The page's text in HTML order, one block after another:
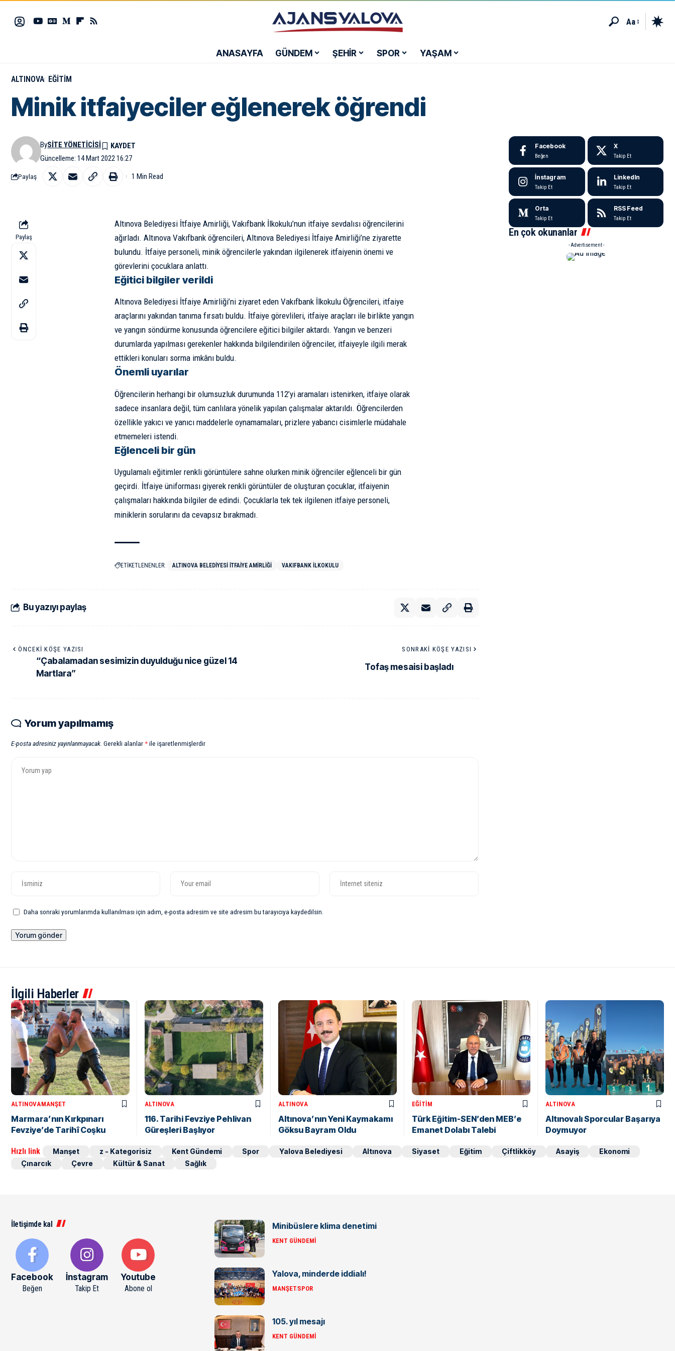
Aa
ANASAYFA GÜNDEM ŞEHİR SPOR YAŞAM
ALTINOVA EĞITIM
Minik itfaiyeciler eğlenerek öğrendi
Güncelleme: 14 Mart 2022 16:27
BySITE YÖNETICISI
Paylaş 1 Min Read
Paylaş
Altınova Belediyesi İtfaiye Amirliği, Vakıfbank İlkokulu’nun itfaiye sevdalısı öğrencilerini
ağırladı. Altınova Vakıfbank öğrencileri, Altınova Belediyesi İtfaiye Amirliği’ne ziyarette
bulundu. İtfaiye personeli, minik öğrencilerle yakından ilgilenerek itfaiyenin önemi ve
görevlerini çocuklara anlattı.
Eğitici bilgiler verildi
Altınova Belediyesi İtfaiye Amirliği’ni ziyaret eden Vakıfbank İlkokulu Öğrencileri, itfaiye
araçlarını yakından tanıma fırsatı buldu. İtfaiye görevlileri, itfaiye araçları ile birlikte yangın
ve yangın söndürme konusunda öğrencilere eğitici bilgiler aktardı. Yangın ve benzeri
durumlarda yapılması gerekenler hakkında bilgilendirilen öğrenciler, itfaiyeyle ilgili merak
ettikleri konuları sorma imkânı buldu.
Önemli uyarılar
Öğrencilerin herhangi bir olumsuzluk durumunda 112’yi aramaları istenirken, itfaiye olarak
sadece insanlara değil, tüm canlılara yönelik yapılan çalışmalar aktarıldı. Öğrencilerden
özellikle yakıcı ve yanıcı maddelerle oynamamaları, prizlere yabancı cisimlerle müdahale
etmemeleri istendi.
Eğlenceli bir gün
Uygulamalı eğitimler renkli görüntülere sahne olurken minik öğrenciler eğlenceli bir gün
geçirdi. İtfaiye üniforması giyerek renkli görüntüler de oluşturan çocuklar, itfaiyenin
çalışmaları hakkında bilgiler de edindi. Çocuklarla tek tek ilgilenen itfaiye personeli,
miniklerin sorularını da cevapsız bırakmadı.
ETİKETLENENLER: ALTINOVA BELEDIYESI İTFAIYE AMIRLIĞI VAKIFBANK İLKOKULU
Bu yazıyı paylaş
ÖNCEKI KÖŞE YAZISI
“Çabalamadan sesimizin duyulduğu nice güzel 14
Martlara”
SONRAKI KÖŞE YAZISI
Tofaş mesaisi başladı
Yorum yapılmamış
E-posta adresiniz yayınlanmayacak. Gerekli alanlar*ile işaretlenmişlerdir
Daha sonraki yorumlarımda kullanılması için adım, e-posta adresim ve site adresim bu tarayıcıya kaydedilsin.
Facebook
Beğen
X
Takip Et
İnstagram
Takip Et
LinkedIn
Takip Et
Orta
Takip Et
RSS Feed
Takip Et
En çok okunanlar
- Advertisement -
İlgili Haberler
ALTINOVAMANŞET
Marmara’nın Kırkpınarı
Fevziye’de Tarihî Coşku
ALTINOVA
116. Tarihi Fevziye Pehlivan
Güreşleri Başlıyor
ALTINOVA
Altınova’nın Yeni Kaymakamı
Göksu Bayram Oldu
EĞITIM
Türk Eğitim-SEN’den MEB’e
Emanet Dolabı Talebi
ALTINOVA
Altınovalı Sporcular Başarıya
Doymuyor
Hızlı link Manşet z - Kategorisiz Kent Gündemi Spor Yalova Belediyesi Altınova Siyaset Eğitim Çiftlikköy Asayiş
Ekonomi
Çınarcık
Çevre Kültür & Sanat Sağlık
İletişimde kal
Facebook
Beğen
İnstagram
Takip Et
Youtube
Abone ol
Minibüslere klima denetimi
KENT GÜNDEMI
Yalova, minderde iddialı!
MANŞETSPOR
105. yıl mesajı
KENT GÜNDEMI